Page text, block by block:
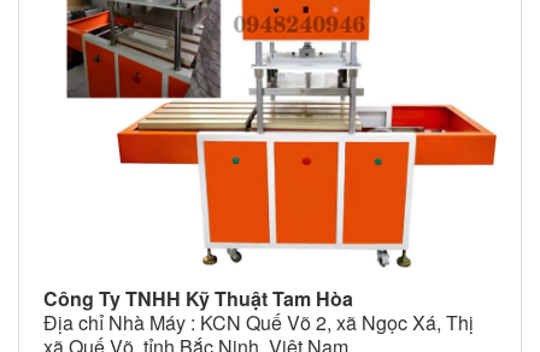
Công Ty TNHH Kỹ Thuật Tam Hòa
Địa chỉ Nhà Máy : KCN Quế Võ 2, xã Ngọc Xá, Thị
xã Quế Võ, tỉnh Bắc Ninh, Việt Nam